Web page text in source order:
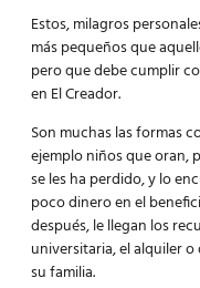
Estos, milagros
más pequeños que
pero que debe cumplir
en El Creador.
Son muchas las formas
ejemplo niños que oran,
se les ha perdido, y lo
poco dinero en el
después, le llegan los
universitaria, el alquiler
su familia.